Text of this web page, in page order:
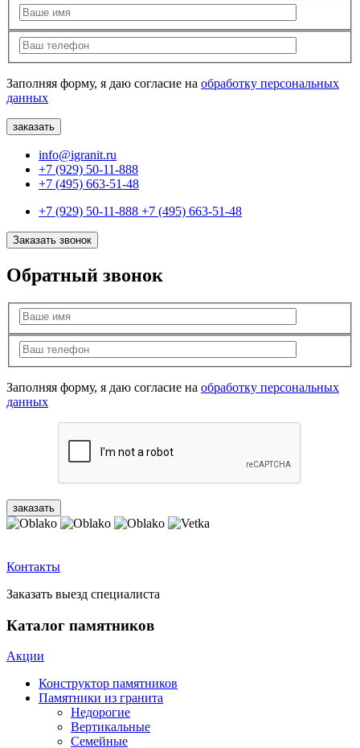
Заполняя форму, я даю согласие на обработку персональных
данных
info@igranit.ru
+7 (929) 50-11-888
+7 (495) 663-51-48
+7 (929) 50-11-888 +7 (495) 663-51-48
Заказать звонок
Обратный звонок
Заполняя форму, я даю согласие на обработку персональных
данных
Контакты
Заказать выезд специалиста
Каталог памятников
Акции
Конструктор памятников
Памятники из гранита
Недорогие
Вертикальные
Семейные